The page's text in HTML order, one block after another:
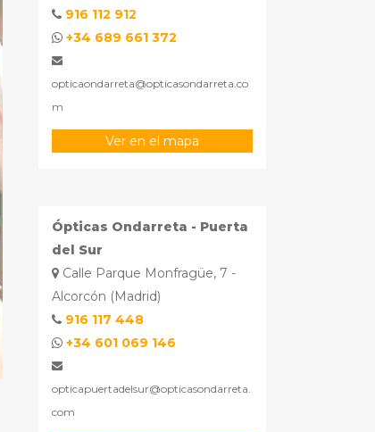
916 112 912
+34 689 661 372
opticaondarreta@opticasondarreta.co
m
Ver en el mapa
Ópticas Ondarreta - Puerta
del Sur
Calle Parque Monfragüe, 7 -
Alcorcón (Madrid)
916 117 448
+34 601 069 146
opticapuertadelsur@opticasondarreta.
com